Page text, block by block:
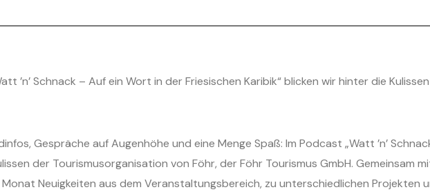
’n’ Schnack – Auf ein Wort in der Friesischen Karibik“ blicken wir hinter die
Gespräche auf Augenhöhe und eine Menge Spaß: Im Podcast „Watt ’n’
der Tourismusorganisation von Föhr, der Föhr Tourismus GmbH. Gemeinsam
Neuigkeiten aus dem Veranstaltungsbereich, zu unterschiedlichen Projekten